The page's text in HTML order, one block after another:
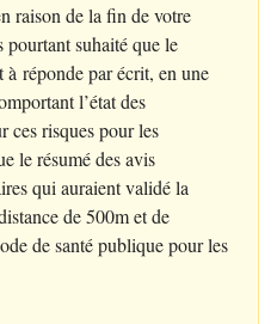
raison de la fin de votre
pourtant suhaité que le
à réponde par écrit, en une
l’état des
ces risques pour les
le résumé des avis
qui auraient validé la
de 500m et de
de santé publique pour les